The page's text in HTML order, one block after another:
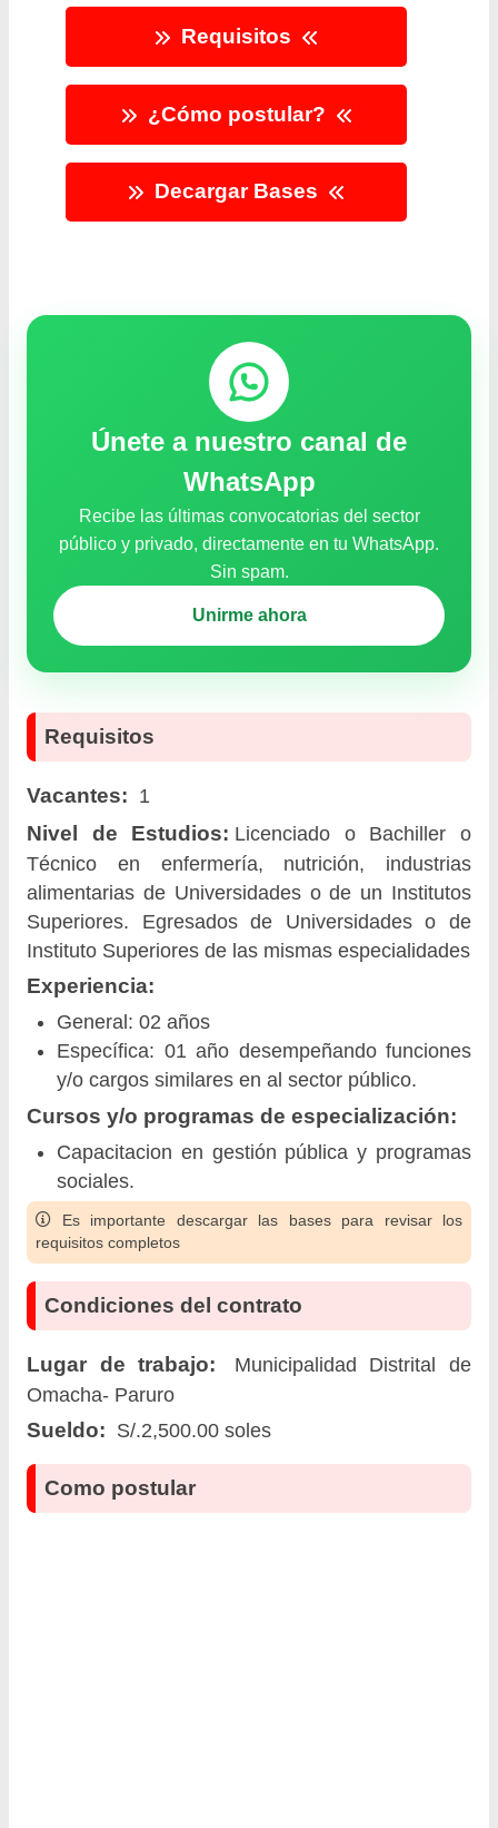
Requisitos
¿Cómo postular?
Decargar Bases
Únete a nuestro canal de
WhatsApp
Recibe las últimas convocatorias del sector
público y privado, directamente en tu WhatsApp.
Sin spam.
Unirme ahora
Requisitos
Vacantes: 1
Nivel de Estudios: Licenciado o Bachiller o
Técnico en enfermería, nutrición, industrias
alimentarias de Universidades o de un Institutos
Superiores. Egresados de Universidades o de
Instituto Superiores de las mismas especialidades
Experiencia:
General: 02 años
Específica: 01 año desempeñando funciones
y/o cargos similares en al sector público.
Cursos y/o programas de especialización:
Capacitacion en gestión pública y programas
sociales.
Es importante descargar las bases para revisar los
requisitos completos
Condiciones del contrato
Lugar de trabajo:
Municipalidad Distrital de
Omacha- Paruro
Sueldo: S/.2,500.00 soles
Como postular